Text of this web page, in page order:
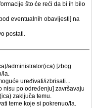
što će reći da bi ih bilo
eventualnih obavijesti] na
postati.
administrator(ica) [zbog
la.
uređivati/izbrisati...
nisu po određenju] završavaju
zaključa temu.
teme koje si pokrenuo/la.